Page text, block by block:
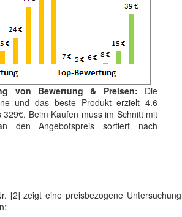
von Bewertung & Preisen: Die
und das beste Produkt erzielt 4.6
Beim Kaufen muss im Schnitt mit
Angebotspreis sortiert nach
[2] zeigt eine preisbezogene